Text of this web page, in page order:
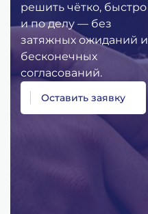
решить чётко, быстро
и по делу — без
затяжных ожиданий и
бесконечных
согласований.
Оставить заявку